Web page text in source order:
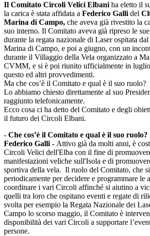
Il Comitato Circoli Velici Elbani ha eletto il
la carica è stata affidata a Federico Galli del
Marina di Campo, che aveva già rivestito la
suo interno. Il Comitato aveva già ripreso le
durante la regata nazionale di Laser ospitata
Marina di Campo, e poi a giugno, con un
durante il Villaggio della Vela organizzato a
CVMM, e si è poi riunito ufficialmente in
questo ed altri provvedimenti.
Ma che cos’è il Comitato e qual è il suo ruolo?
Lo abbiamo chiesto direttamente al suo
raggiunto telefonicamente.
Ecco cosa ci ha detto del Comitato e degli
il futuro dei Circoli Elbani.
- Che cos’è il Comitato e qual è il suo ruolo?
Federico Galli - Attivo già da molti anni, è
Circoli Velici dell'Elba con il fine di
manifestazioni veliche sull'Isola e di
sportiva della vela. Il ruolo del Comitato, che
periodicamente per decidere e programmare le
coordinare i vari Circoli affinché si aiutino a
quelli tra loro che ospitano eventi e regate di
svolta per esempio la Regata Nazionale dei
Campo lo scorso maggio, il Comitato è
disponibilità dei vari Circoli a supportare
persone.